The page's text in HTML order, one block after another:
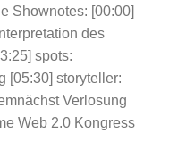
Shownotes: [00:00]
des
spots:
[05:30] storyteller:
Verlosung
Web 2.0 Kongress